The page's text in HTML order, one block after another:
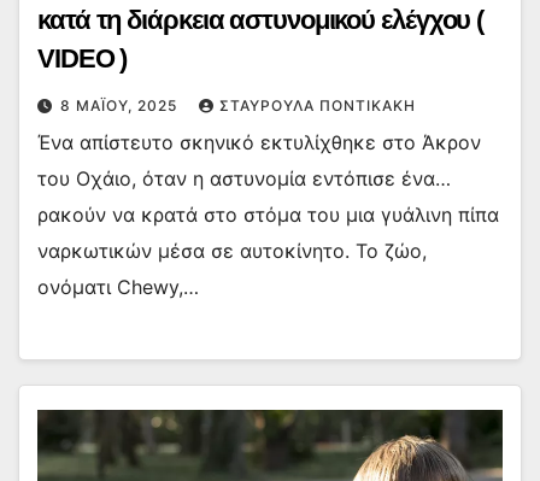
κατά τη διάρκεια αστυνομικού ελέγχου (
VIDEO )
8 ΜΑΪ́ΟΥ, 2025 ΣΤΑΥΡΟΎΛΑ ΠΟΝΤΙΚΆΚΗ
Ένα απίστευτο σκηνικό εκτυλίχθηκε στο Άκρον
του Οχάιο, όταν η αστυνομία εντόπισε ένα…
ρακούν να κρατά στο στόμα του μια γυάλινη πίπα
ναρκωτικών μέσα σε αυτοκίνητο. Το ζώο,
ονόματι Chewy,…